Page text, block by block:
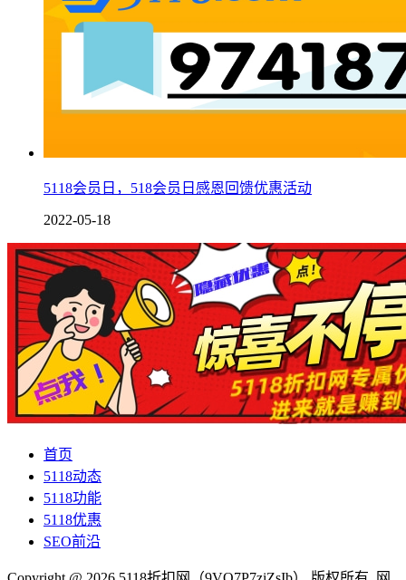
5118会员日，518会员日感恩回馈优惠活动
2022-05-18
首页
5118动态
5118功能
5118优惠
SEO前沿